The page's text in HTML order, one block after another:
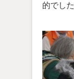
的でした